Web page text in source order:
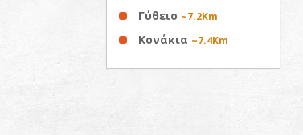
Γύθειο ~7.2Km
Κονάκια ~7.4Km